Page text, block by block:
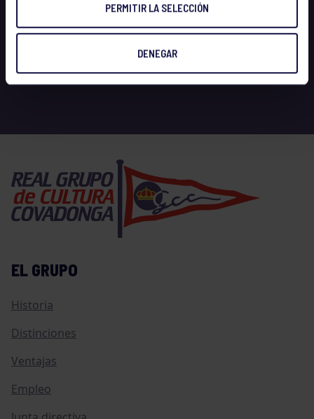
PERMITIR LA SELECCIÓN
DENEGAR
EL GRUPO
Historia
Distinciones
Ventajas
Empleo